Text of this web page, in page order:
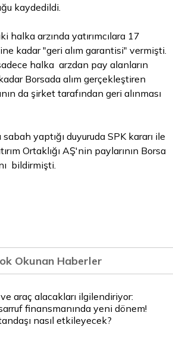
kaydedildi.
halka arzında yatırımcılara 17
kadar "geri alım garantisi" vermişti.
halka arzdan pay alanların
Borsada alım gerçekleştiren
da şirket tarafından geri alınması
sabah yaptığı duyuruda SPK kararı ile
Ortaklığı AŞ'nin paylarının Borsa
bildirmişti.
Okunan Haberler
araç alacakları ilgilendiriyor:
finansmanında yeni dönem!
nasıl etkileyecek?